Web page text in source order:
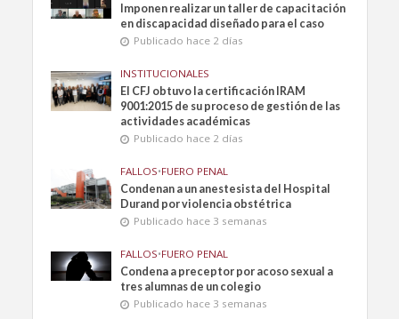
Imponen realizar un taller de capacitación
en discapacidad diseñado para el caso
Publicado hace 2 días
INSTITUCIONALES
El CFJ obtuvo la certificación IRAM
9001:2015 de su proceso de gestión de las
actividades académicas
Publicado hace 2 días
FALLOS•FUERO PENAL
Condenan a un anestesista del Hospital
Durand por violencia obstétrica
Publicado hace 3 semanas
FALLOS•FUERO PENAL
Condena a preceptor por acoso sexual a
tres alumnas de un colegio
Publicado hace 3 semanas